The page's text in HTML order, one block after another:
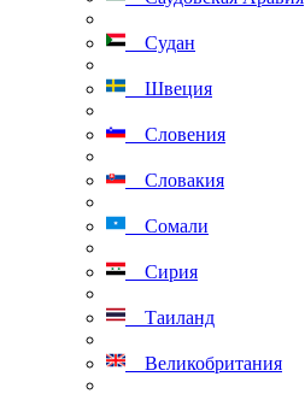
Судан
Швеция
Словения
Словакия
Сомали
Сирия
Таиланд
Великобритания